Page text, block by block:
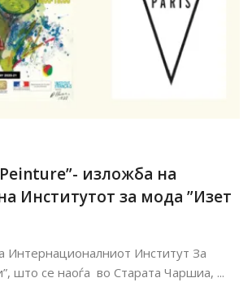
изложба на
Институтот за мода ”Изет
Интернационалниот Институт За
што се наоѓа во Старата Чаршиа, ...